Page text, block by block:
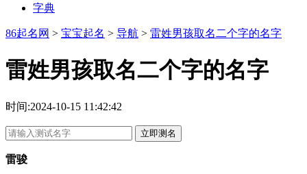
字典
86起名网 > 宝宝起名 > 导航 > 雷姓男孩取名二个字的名字
雷姓男孩取名二个字的名字
时间:2024-10-15 11:42:42
立即测名
雷骏